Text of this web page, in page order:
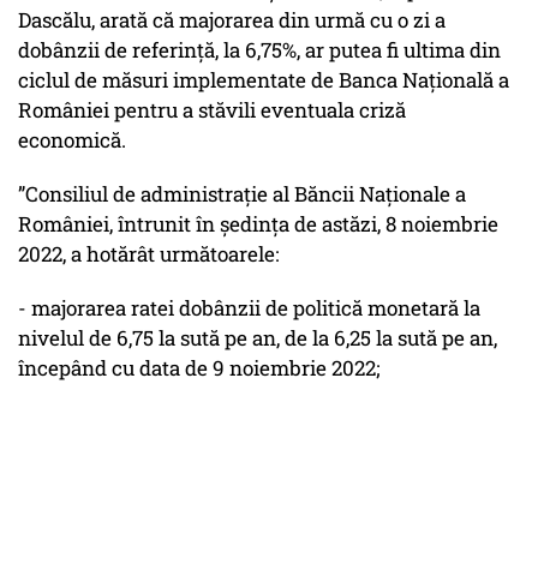
Dascălu, arată că majorarea din urmă cu o zi a
dobânzii de referință, la 6,75%, ar putea fi ultima din
ciclul de măsuri implementate de Banca Națională a
României pentru a stăvili eventuala criză
economică.
”Consiliul de administraţie al Băncii Naţionale a
României, întrunit în ședința de astăzi, 8 noiembrie
2022, a hotărât următoarele:
- majorarea ratei dobânzii de politică monetară la
nivelul de 6,75 la sută pe an, de la 6,25 la sută pe an,
începând cu data de 9 noiembrie 2022;